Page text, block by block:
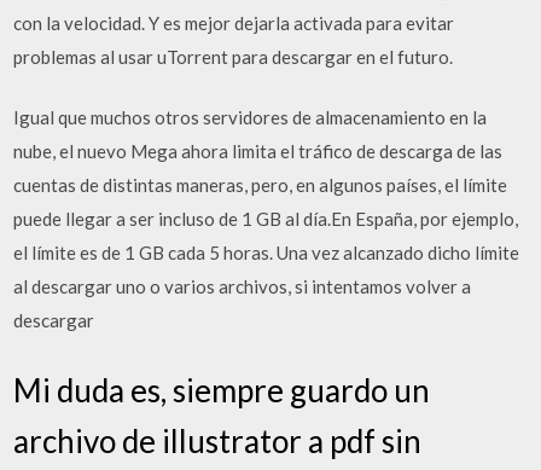
con la velocidad. Y es mejor dejarla activada para evitar
problemas al usar uTorrent para descargar en el futuro.
Igual que muchos otros servidores de almacenamiento en la
nube, el nuevo Mega ahora limita el tráfico de descarga de las
cuentas de distintas maneras, pero, en algunos países, el límite
puede llegar a ser incluso de 1 GB al día.En España, por ejemplo,
el límite es de 1 GB cada 5 horas. Una vez alcanzado dicho límite
al descargar uno o varios archivos, si intentamos volver a
descargar
Mi duda es, siempre guardo un
archivo de illustrator a pdf sin